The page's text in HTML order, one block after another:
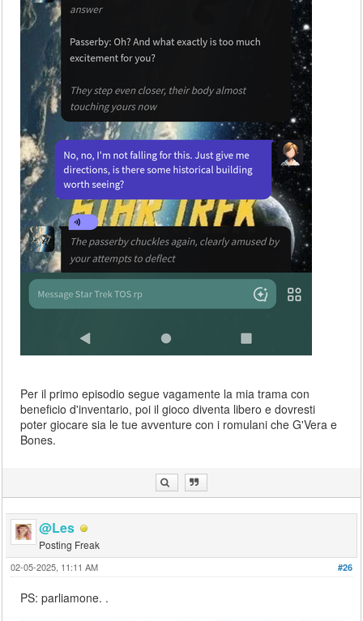
Per il primo episodio segue vagamente la mia trama con
beneficio d'inventario, poi il gioco diventa libero e dovresti
poter giocare sia le tue avventure con i romulani che G'Vera e
Bones.
@Les
Posting Freak
#26
02-05-2025, 11:11 AM
PS: parliamone. .